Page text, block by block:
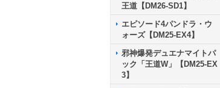
王道【DM26-SD1】
エピソード4パンドラ・ウ
ォーズ【DM25-EX4】
邪神爆発デュエナマイトパ
ック「王道W」【DM25-EX
3】